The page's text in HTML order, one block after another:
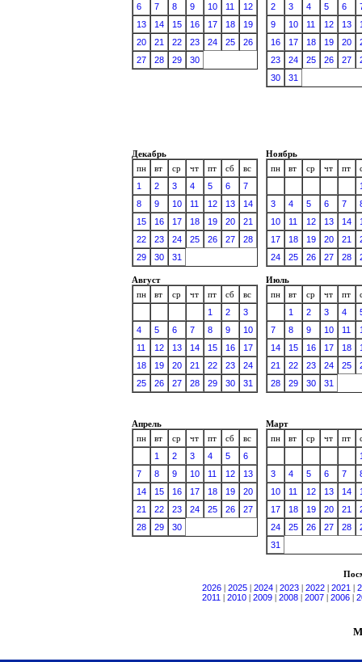
6
7 8 9 10 11
12
13
14 15 16 17 18
19
20
21 22 23 24 25
26
27
28 29 30
2 3 4 5 6
9
10 11 12 13
16
17 18 19 20
23
24 25 26 27
30
31
Декабрь
пн
вт ср чт пт сб
вс
1
2 3 4 5 6
7
8
9 10 11 12 13
14
15
16 17 18 19 20
21
22
23 24 25 26 27
28
29
30 31
Ноябрь
пн
вт ср чт пт
3
4 5 6 7
10
11 12 13 14
17
18 19 20 21
24
25 26 27 28
Август
пн
вт ср чт пт сб
вс
1
2
3
4
5 6 7 8 9
10
11
12 13 14 15 16
17
18
19 20 21 22 23
24
25
26 27 28 29 30 31
Июль
пн
вт ср чт пт
1
2 3 4
7
8 9 10 11
14
15 16 17 18
21
22 23 24 25
28
29 30 31
Апрель
пн
вт ср чт пт сб
вс
1
2 3 4 5
6
7
8 9 10 11 12
13
14
15 16 17 18 19
20
21
22 23 24 25 26
27
28
29 30
Март
пн
вт ср чт пт
3
4 5 6 7
10
11 12 13 14
17
18 19 20 21
24
25 26 27 28
31
2026
2025 2024 2023 2022 2021
2011
2010 2009 2008 2007 2006